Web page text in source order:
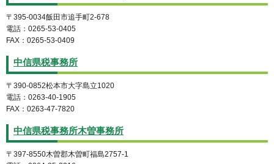
〒395-0034飯田市追手町2-678
電話：0265-53-0405
FAX：0265-53-0409
中信県税事務所
〒390-0852松本市大字島立1020
電話：0263-40-1905
FAX：0263-47-7820
中信県税事務所木曽事務所
〒397-8550木曽郡木曽町福島2757-1